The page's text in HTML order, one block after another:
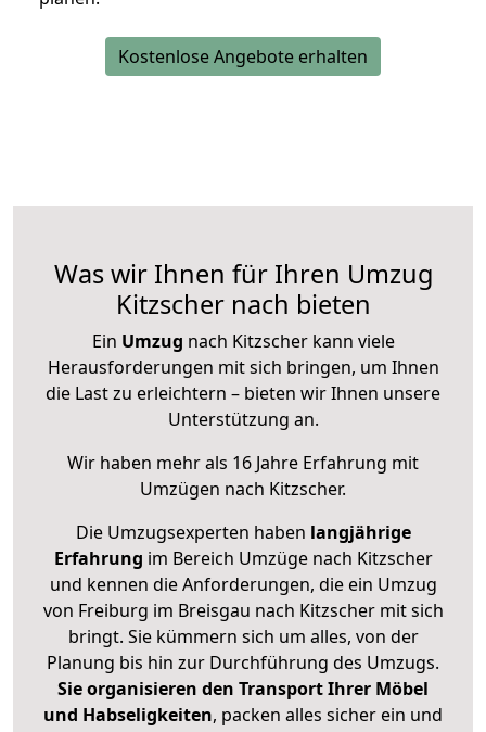
Kostenlose Angebote erhalten
Was wir Ihnen für Ihren Umzug
Kitzscher nach bieten
Ein Umzug nach Kitzscher kann viele
Herausforderungen mit sich bringen, um Ihnen
die Last zu erleichtern – bieten wir Ihnen unsere
Unterstützung an.
Wir haben mehr als 16 Jahre Erfahrung mit
Umzügen nach Kitzscher.
Die Umzugsexperten haben langjährige
Erfahrung im Bereich Umzüge nach Kitzscher
und kennen die Anforderungen, die ein Umzug
von Freiburg im Breisgau nach Kitzscher mit sich
bringt. Sie kümmern sich um alles, von der
Planung bis hin zur Durchführung des Umzugs.
Sie organisieren den Transport Ihrer Möbel
und Habseligkeiten, packen alles sicher ein und